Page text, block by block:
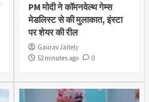
PM मोदी ने कॉमनवेल्थ गेम्स
मेडलिस्ट से की मुलाकात, इंस्टा
पर शेयर की रील
Gaurav Jaitely
52 minutes ago
0